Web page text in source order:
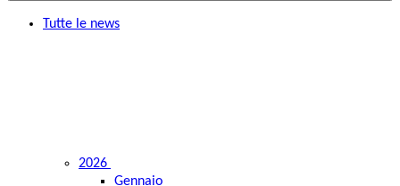
Tutte le news
2026
Gennaio